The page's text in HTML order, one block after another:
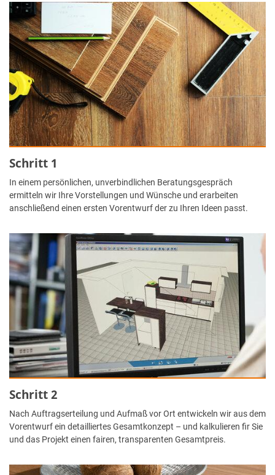
Schritt 1
In einem persönlichen, unverbindlichen Beratungsgespräch
ermitteln wir Ihre Vorstellungen und Wünsche und erarbeiten
anschließend einen ersten Vorentwurf der zu Ihren Ideen passt.
Schritt 2
Nach Auftragserteilung und Aufmaß vor Ort entwickeln wir aus dem
Vorentwurf ein detailliertes Gesamtkonzept – und kalkulieren fir Sie
und das Projekt einen fairen, transparenten Gesamtpreis.